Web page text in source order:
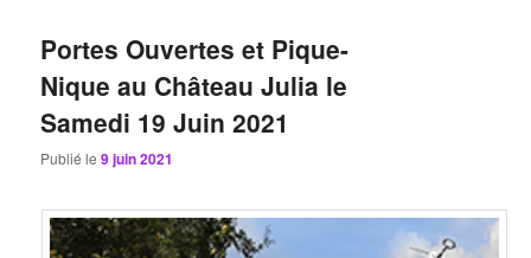
Portes Ouvertes et Pique-
Nique au Château Julia le
Samedi 19 Juin 2021
Publié le9 juin 2021